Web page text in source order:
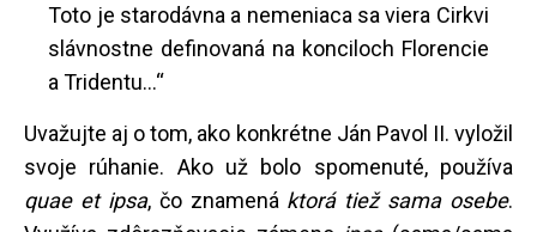
Toto je starodávna a nemeniaca sa viera Cirkvi
slávnostne definovaná na konciloch Florencie
a Tridentu...“
Uvažujte aj o tom, ako konkrétne Ján Pavol II. vyložil
svoje rúhanie. Ako už bolo spomenuté, používa
quae et ipsa, čo znamená ktorá tiež sama osebe.